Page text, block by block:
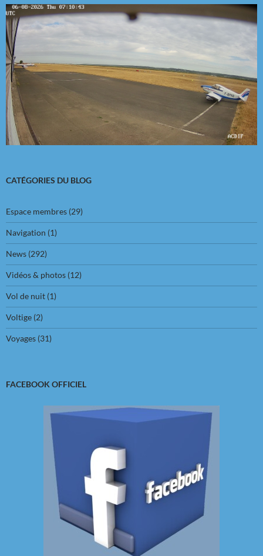
CATÉGORIES DU BLOG
Espace membres (29)
Navigation (1)
News (292)
Vidéos & photos (12)
Vol de nuit (1)
Voltige (2)
Voyages (31)
FACEBOOK OFFICIEL